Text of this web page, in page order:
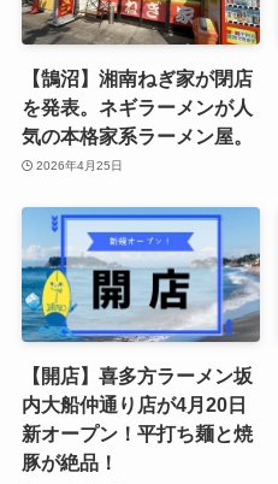
【鵠沼】湘南ねぎ家が閉店
を発表。ネギラーメンが人
気の本格家系ラーメン屋。
2026年4月25日
【開店】喜多方ラーメン坂
内大船仲通り店が4月20日
新オープン！平打ち麺と焼
豚が絶品！